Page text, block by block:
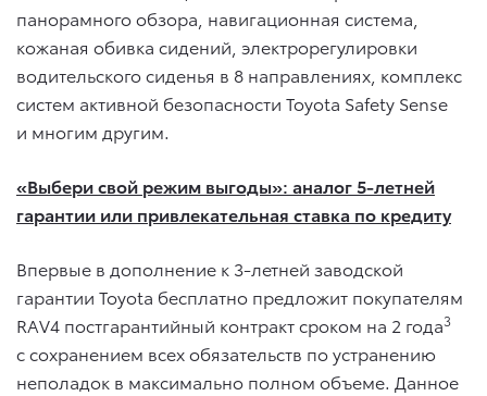
панорамного обзора, навигационная система,
кожаная обивка сидений, электрорегулировки
водительского сиденья в 8 направлениях, комплекс
систем активной безопасности Toyota Safety Sense
и многим другим.
«Выбери свой режим выгоды»: аналог 5-летней
гарантии или привлекательная ставка по кредиту
Впервые в дополнение к 3-летней заводской
гарантии Toyota бесплатно предложит покупателям
RAV4 постгарантийный контракт сроком на 2 года3
с сохранением всех обязательств по устранению
неполадок в максимально полном объеме. Данное